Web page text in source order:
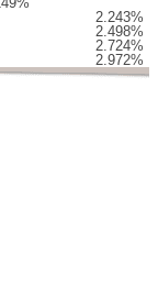
2.243%
2.498%
2.724%
2.972%